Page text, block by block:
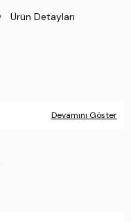
Ürün Detayları
Devamını Göster